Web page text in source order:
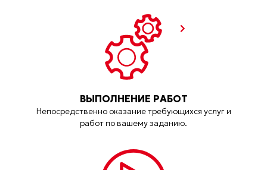
ВЫПОЛНЕНИЕ РАБОТ
Непосредственно оказание требующихся услуг и
работ по вашему заданию.